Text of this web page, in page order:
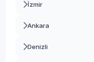
İzmir
Ankara
Denizli